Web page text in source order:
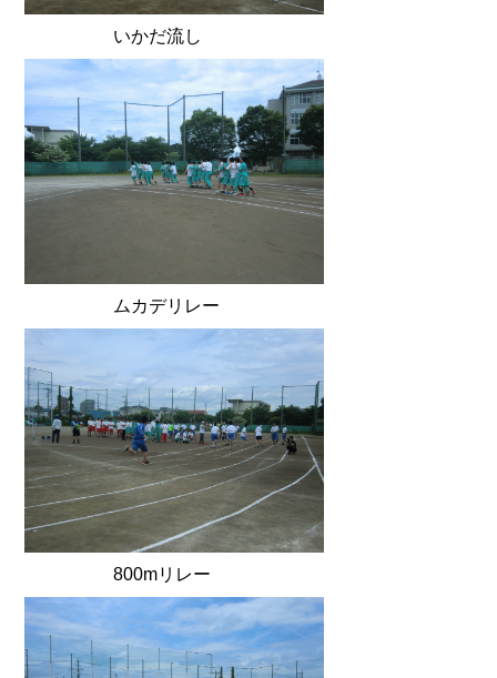
いかだ流し
ムカデリレー
800mリレー